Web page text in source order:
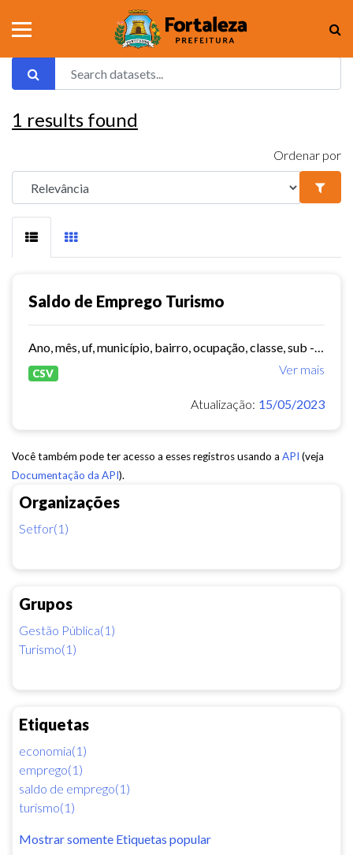
Organizações
Setfor(1)
Grupos
Gestão Pública(1)
Turismo(1)
Etiquetas
economia(1)
emprego(1)
saldo de emprego(1)
turismo(1)
Mostrar somente Etiquetas popular
1 results found
Ordenar por
Saldo de Emprego Turismo
Ver mais
CSV
Atualização: 15/05/2023
Você também pode ter acesso a esses registros usando a API (veja
Documentação da API).